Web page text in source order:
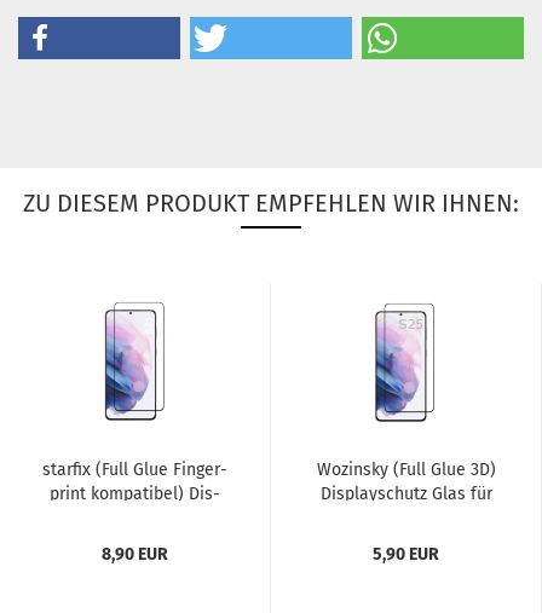
ZU DIESEM PRODUKT EMPFEHLEN WIR IHNEN:
star­fix (Full Glue Fin­ger­
print kom­pa­ti­bel) Dis­
8,90 EUR
Wo­zin­sky (Full Glue 3D)
Dis­play­schutz Glas für
5,90 EUR